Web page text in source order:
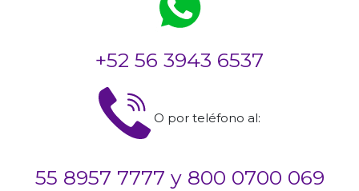
+52 56 3943 6537
O por teléfono al:
55 8957 7777 y 800 0700 069